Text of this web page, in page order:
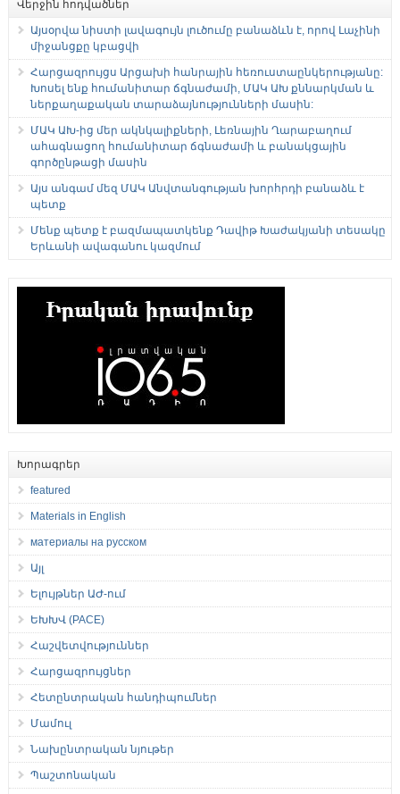
Վերջին հոդվածներ
Այսօրվա նիստի լավագույն լուծումը բանաձևն է, որով Լաչինի
միջանցքը կբացվի
Հարցազրույցս Արցախի հանրային հեռուստաընկերությանը:
Խոսել ենք հումանիտար ճգնաժամի, ՄԱԿ ԱԽ քննարկման և
ներքաղաքական տարաձայնությունների մասին:
ՄԱԿ ԱԽ-ից մեր ակնկալիքների, Լեռնային Ղարաբաղում
ահագնացող հումանիտար ճգնաժամի և բանակցային
գործընթացի մասին
Այս անգամ մեզ ՄԱԿ Անվտանգության խորհրդի բանաձև է
պետք
Մենք պետք է բազմապատկենք Դավիթ Խաժակյանի տեսակը
Երևանի ավագանու կազմում
Խորագրեր
featured
Materials in English
материалы на русском
Այլ
Ելույթներ ԱԺ-ում
ԵԽԽՎ (PACE)
Հաշվետվություններ
Հարցազրույցներ
Հետընտրական հանդիպումներ
Մամուլ
Նախընտրական նյութեր
Պաշտոնական